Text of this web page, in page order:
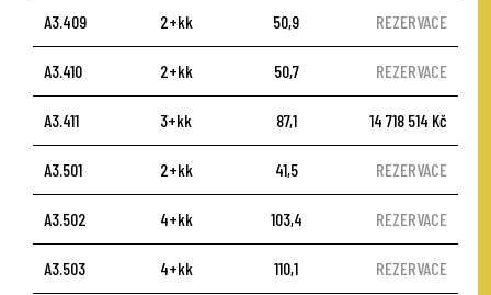
A3.409 2+kk 50,9 REZERVACE
A3.410 2+kk 50,7 REZERVACE
A3.411 3+kk 87,1 14 718 514 Kč
A3.501 2+kk 41,5 REZERVACE
A3.502 4+kk 103,4 REZERVACE
A3.503 4+kk 110,1 REZERVACE